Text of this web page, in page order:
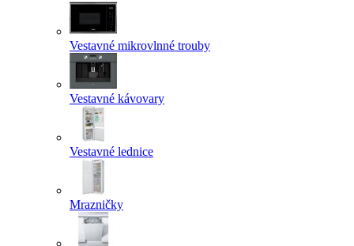
Vestavné mikrovlnné trouby
Vestavné kávovary
Vestavné lednice
Mrazničky